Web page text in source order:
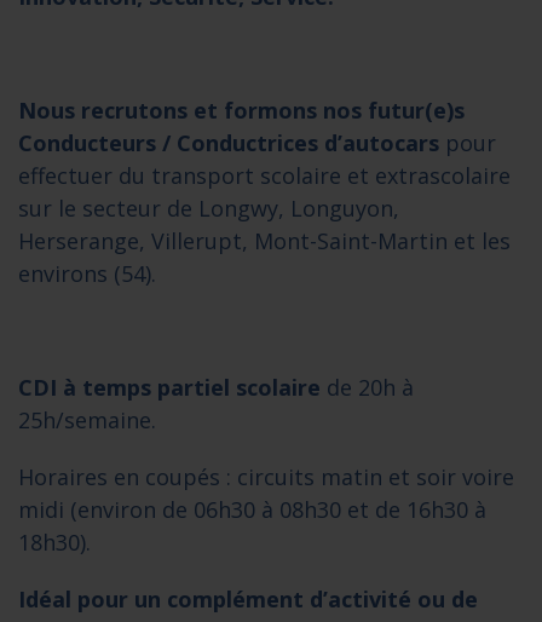
Nous recrutons et formons nos futur(e)s
Conducteurs / Conductrices d’autocars pour
effectuer du transport scolaire et extrascolaire
sur le secteur de Longwy, Longuyon,
Herserange, Villerupt, Mont-Saint-Martin et les
environs (54).
CDI à temps partiel scolaire de 20h à
25h/semaine.
Horaires en coupés : circuits matin et soir voire
midi (environ de 06h30 à 08h30 et de 16h30 à
18h30).
Idéal pour un complément d’activité ou de